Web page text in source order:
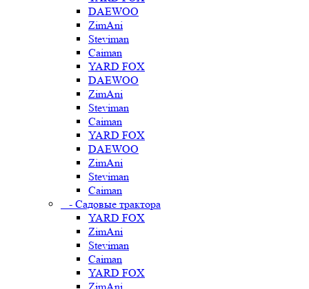
DAEWOO
ZimAni
Steviman
Caiman
YARD FOX
DAEWOO
ZimAni
Steviman
Caiman
YARD FOX
DAEWOO
ZimAni
Steviman
Caiman
- Садовые трактора
YARD FOX
ZimAni
Steviman
Caiman
YARD FOX